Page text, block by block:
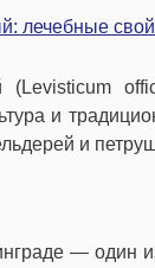
лечебные
(Levisticum
и
и
— один